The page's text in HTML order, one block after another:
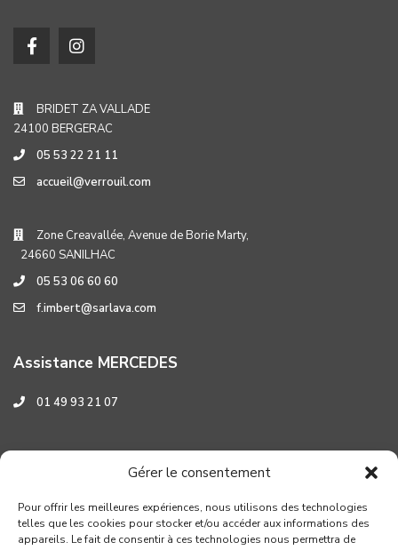
Gérer le consentement
Pour offrir les meilleures expériences, nous utilisons des technologies
telles que les cookies pour stocker et/ou accéder aux informations des
appareils. Le fait de consentir à ces technologies nous permettra de
BRIDET ZA VALLADE
24100 BERGERAC
05 53 22 21 11
accueil@verrouil.com
Zone Creavallée, Avenue de Borie Marty,
24660 SANILHAC
05 53 06 60 60
f.imbert@sarlava.com
Assistance MERCEDES
01 49 93 21 07
Assistance HYUNDAI